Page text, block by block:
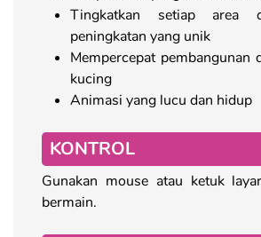
Tingkatkan setiap area
peningkatan yang unik
Mempercepat pembangunan
kucing
Animasi yang lucu dan hidup
KONTROL
Gunakan mouse atau ketuk
bermain.